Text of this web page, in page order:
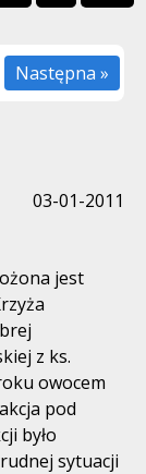
Następna »
03-01-2011
jest
z ks.
owocem
pod
było
sytuacji